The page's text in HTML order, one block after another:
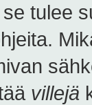
tulee
villejä